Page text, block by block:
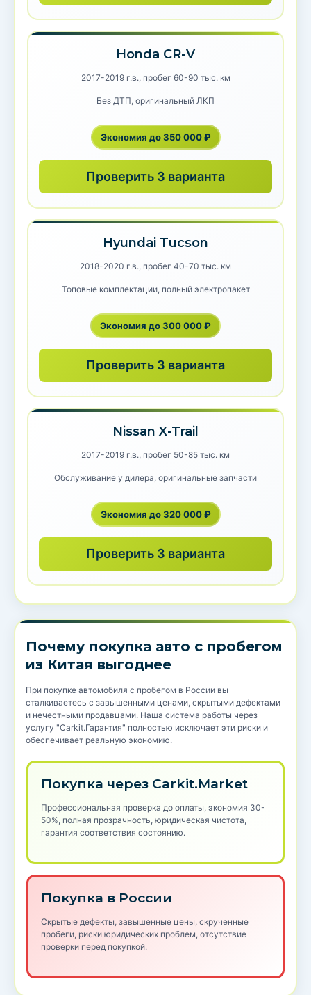
Honda CR-V
2017-2019 г.в., пробег 60-90 тыс. км
Без ДТП, оригинальный ЛКП
Экономия до 350 000 ₽
Проверить 3 варианта
Hyundai Tucson
2018-2020 г.в., пробег 40-70 тыс. км
Топовые комплектации, полный электропакет
Экономия до 300 000 ₽
Проверить 3 варианта
Nissan X-Trail
2017-2019 г.в., пробег 50-85 тыс. км
Обслуживание у дилера, оригинальные запчасти
Экономия до 320 000 ₽
Проверить 3 варианта
Почему покупка авто с пробегом
из Китая выгоднее
При покупке автомобиля с пробегом в России вы
сталкиваетесь с завышенными ценами, скрытыми дефектами
и нечестными продавцами. Наша система работы через
услугу "Carkit.Гарантия" полностью исключает эти риски и
обеспечивает реальную экономию.
Покупка через Carkit.Market
Профессиональная проверка до оплаты, экономия 30-
50%, полная прозрачность, юридическая чистота,
гарантия соответствия состоянию.
Покупка в России
Скрытые дефекты, завышенные цены, скрученные
пробеги, риски юридических проблем, отсутствие
проверки перед покупкой.